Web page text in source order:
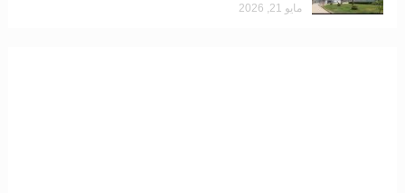
مايو 21, 2026